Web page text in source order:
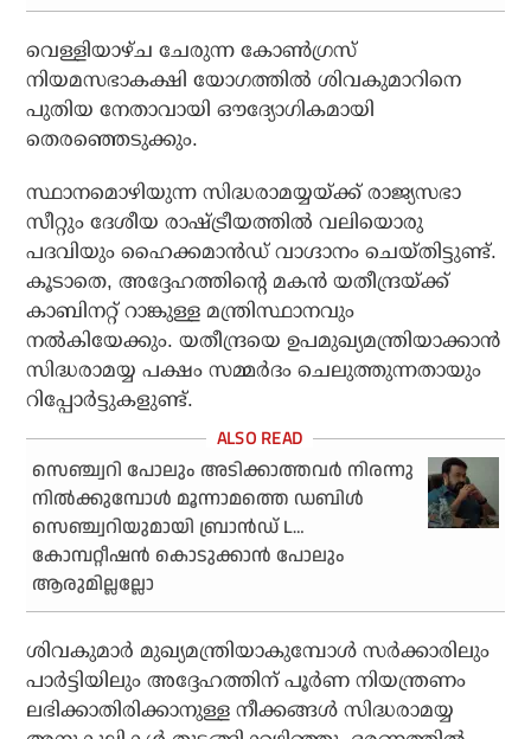
വെള്ളിയാഴ്ച ചേരുന്ന കോണ്‍ഗ്രസ്
നിയമസഭാകക്ഷി യോഗത്തില്‍ ശിവകുമാറിനെ
പുതിയ നേതാവായി ഔദ്യോഗികമായി
തെരഞ്ഞെടുക്കും.
സ്ഥാനമൊഴിയുന്ന സിദ്ധരാമയ്യയ്ക്ക് രാജ്യസഭാ
സീറ്റും ദേശീയ രാഷ്ട്രീയത്തില്‍ വലിയൊരു
പദവിയും ഹൈക്കമാന്‍ഡ് വാഗ്ദാനം ചെയ്തിട്ടുണ്ട്.
കൂടാതെ, അദ്ദേഹത്തിന്റെ മകന്‍ യതീന്ദ്രയ്ക്ക്
കാബിനറ്റ് റാങ്കുള്ള മന്ത്രിസ്ഥാനവും
നല്‍കിയേക്കും. യതീന്ദ്രയെ ഉപമുഖ്യമന്ത്രിയാക്കാന്‍
സിദ്ധരാമയ്യ പക്ഷം സമ്മര്‍ദം ചെലുത്തുന്നതായും
റിപ്പോര്‍ട്ടുകളുണ്ട്.
സെഞ്ച്വറി പോലും അടിക്കാത്തവര്‍ നിരന്നു
നില്‍ക്കുമ്പോള്‍ മൂന്നാമത്തെ ഡബിള്‍
സെഞ്ച്വറിയുമായി ബ്രാന്‍ഡ് L…
കോമ്പറ്റീഷന്‍ കൊടുക്കാന്‍ പോലും
ആരുമില്ലല്ലോ
ശിവകുമാര്‍ മുഖ്യമന്ത്രിയാകുമ്പോള്‍ സര്‍ക്കാരിലും
പാര്‍ട്ടിയിലും അദ്ദേഹത്തിന് പൂര്‍ണ നിയന്ത്രണം
ലഭിക്കാതിരിക്കാനുള്ള നീക്കങ്ങള്‍ സിദ്ധരാമയ്യ